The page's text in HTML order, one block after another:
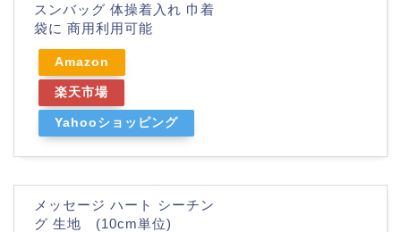
スンバッグ 体操着入れ 巾着
袋に 商用利用可能
Amazon
楽天市場
Yahooショッピング
メッセージ ハート シーチン
グ 生地 (10cm単位)